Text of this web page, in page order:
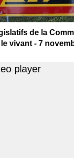
de la
vivant - 7